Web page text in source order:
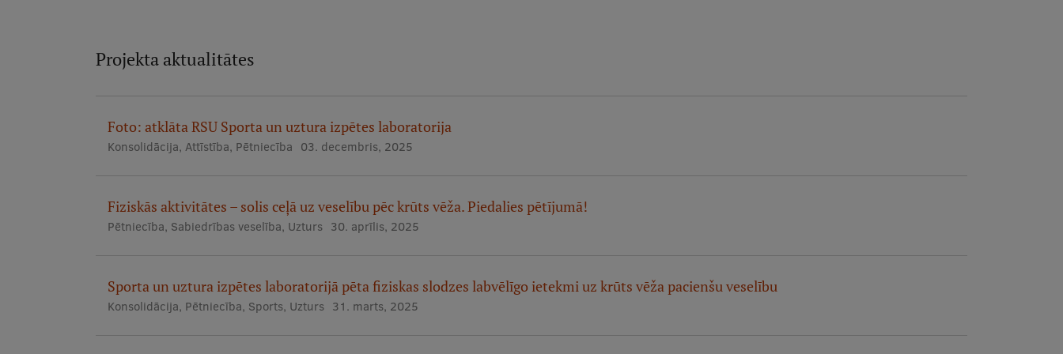
Projekta aktualitātes
Foto: atklāta RSU Sporta un uztura izpētes laboratorija
Konsolidācija, Attīstība, Pētniecība 03. decembris, 2025
Fiziskās aktivitātes – solis ceļā uz veselību pēc krūts vēža. Piedalies pētījumā!
Pētniecība, Sabiedrības veselība, Uzturs 30. aprīlis, 2025
Sporta un uztura izpētes laboratorijā pēta fiziskas slodzes labvēlīgo ietekmi uz krūts vēža pacienšu veselību
Konsolidācija, Pētniecība, Sports, Uzturs 31. marts, 2025